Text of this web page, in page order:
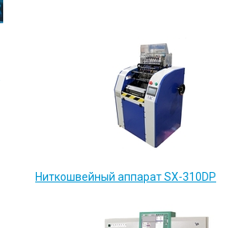
Ниткошвейный аппарат SX-310DP